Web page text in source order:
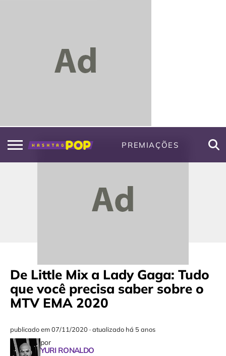
PREMIAÇÕES
De Little Mix a Lady Gaga: Tudo
que você precisa saber sobre o
MTV EMA 2020
publicado em07/11/2020 ·atualizado há 5 anos
por
YURI RONALDO